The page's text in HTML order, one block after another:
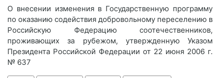
О внесении изменения в Государственную программу
по оказанию содействия добровольному переселению в
Российскую Федерацию соотечественников,
проживающих за рубежом, утвержденную Указом
Президента Российской Федерации от 22 июня 2006 г.
№ 637